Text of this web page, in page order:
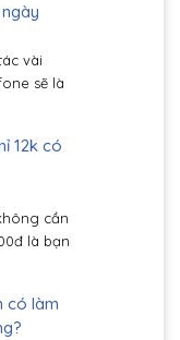
vài
sẽ là
12k có
cần
là bạn
có làm